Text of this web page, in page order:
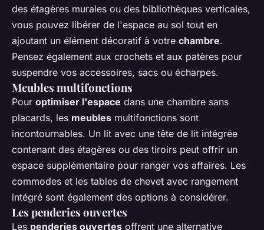
des étagères murales ou des bibliothèques verticales,
vous pouvez libérer de l'espace au sol tout en
ajoutant un élément décoratif à votre chambre.
Pensez également aux crochets et aux patères pour
suspendre vos accessoires, sacs ou écharpes.
Meubles multifonctions
Pour optimiser l'espace dans une chambre sans
placards, les meubles multifonctions sont
incontournables. Un lit avec une tête de lit intégrée
contenant des étagères ou des tiroirs peut offrir un
espace supplémentaire pour ranger vos affaires. Les
commodes et les tables de chevet avec rangement
intégré sont également des options à considérer.
Les penderies ouvertes
Les penderies ouvertes offrent une alternative